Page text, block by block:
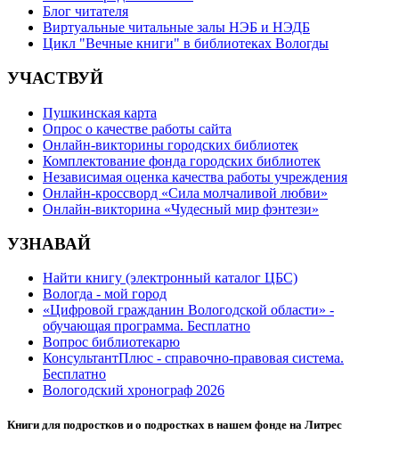
Блог читателя
Виртуальные читальные залы НЭБ и НЭДБ
Цикл "Вечные книги" в библиотеках Вологды
УЧАСТВУЙ
Пушкинская карта
Опрос о качестве работы сайта
Онлайн-викторины городских библиотек
Комплектование фонда городских библиотек
Независимая оценка качества работы учреждения
Онлайн-кроссворд «Сила молчаливой любви»
Онлайн-викторина «Чудесный мир фэнтези»
УЗНАВАЙ
Найти книгу (электронный каталог ЦБС)
Вологда - мой город
«Цифровой гражданин Вологодской области» -
обучающая программа. Бесплатно
Вопрос библиотекарю
КонсультантПлюс - справочно-правовая система.
Бесплатно
Вологодский хронограф 2026
Книги для подростков и о подростках в нашем фонде на Литрес